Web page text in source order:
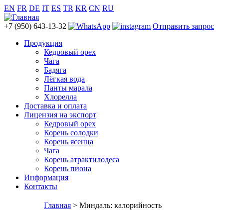
EN FR DE IT ES TR KR CN RU
+7 (950) 643-13-32
Отправить запрос
Продукция
Кедровый орех
Чага
Бадяга
Лёгкая вода
Панты марала
Хлорелла
Доставка и оплата
Лицензия на экспорт
Кедровый орех
Корень солодки
Корень ясенца
Чага
Корень атрактилодеса
Корень пиона
Информация
Контакты
Главная > Миндаль: калорийность